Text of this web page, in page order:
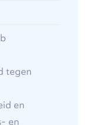
tegen
en
en